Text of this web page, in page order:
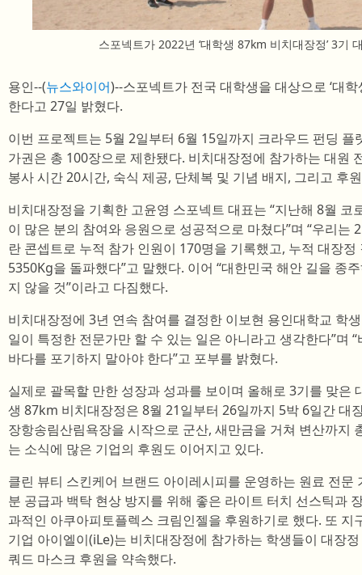
스포넥트가 2022년 ‘대학생 87km 비치대장정’ 3기
용인--(뉴스와이어)--스포넥트가 전국 대학생을 대상으로 ‘대
한다고 27일 밝혔다.
이번 프로젝트는 5월 2일부터 6월 15일까지 크라우드 펀딩
가권은 총 100장으로 제한됐다. 비치대장정에 참가하는 대원
봉사 시간 20시간, 숙식 제공, 단체복 및 기념 배지, 그리고 후
비치대장정을 기획한 고윤영 스포넥트 대표는 “지난해 8월
이 많은 분의 참여와 응원으로 성공적으로 마쳤다”며 “우리는
란 콘셉트로 누적 참가 인원이 170명을 기록했고, 누적 대장
5350Kg을 돌파했다”고 말했다. 이어 “대한민국 해안 길을 종
지 않을 것”이라고 다짐했다.
비치대장정에 3년 연속 참여를 결정한 이보현 용인대학교 학
일이 특정한 전문가만 할 수 있는 일은 아니라고 생각한다”며
바다를 포기하지 말아야 한다”고 포부를 밝혔다.
실제로 괄목할 만한 성장과 성과를 보이며 올해로 3기를 맞은
생 87km 비치대장정은 8월 21일부터 26일까지 5박 6일간 대
장항송림산림욕장을 시작으로 군산, 새만금을 거쳐 변산까지
는 소식에 많은 기업의 후원도 이어지고 있다.
클린 뷰티 스킨케어 브랜드 아이레시피를 운영하는 원료 전
분 공급과 백탁 현상 방지를 위해 좋은 라이트 터치 선스틱과
과적인 아쿠아피토플렉스 크림인젤을 후원하기로 했다. 또
기업 아이엘이(iLe)는 비치대장정에 참가하는 학생들이 대장
쿼드 마스크 후원을 약속했다.